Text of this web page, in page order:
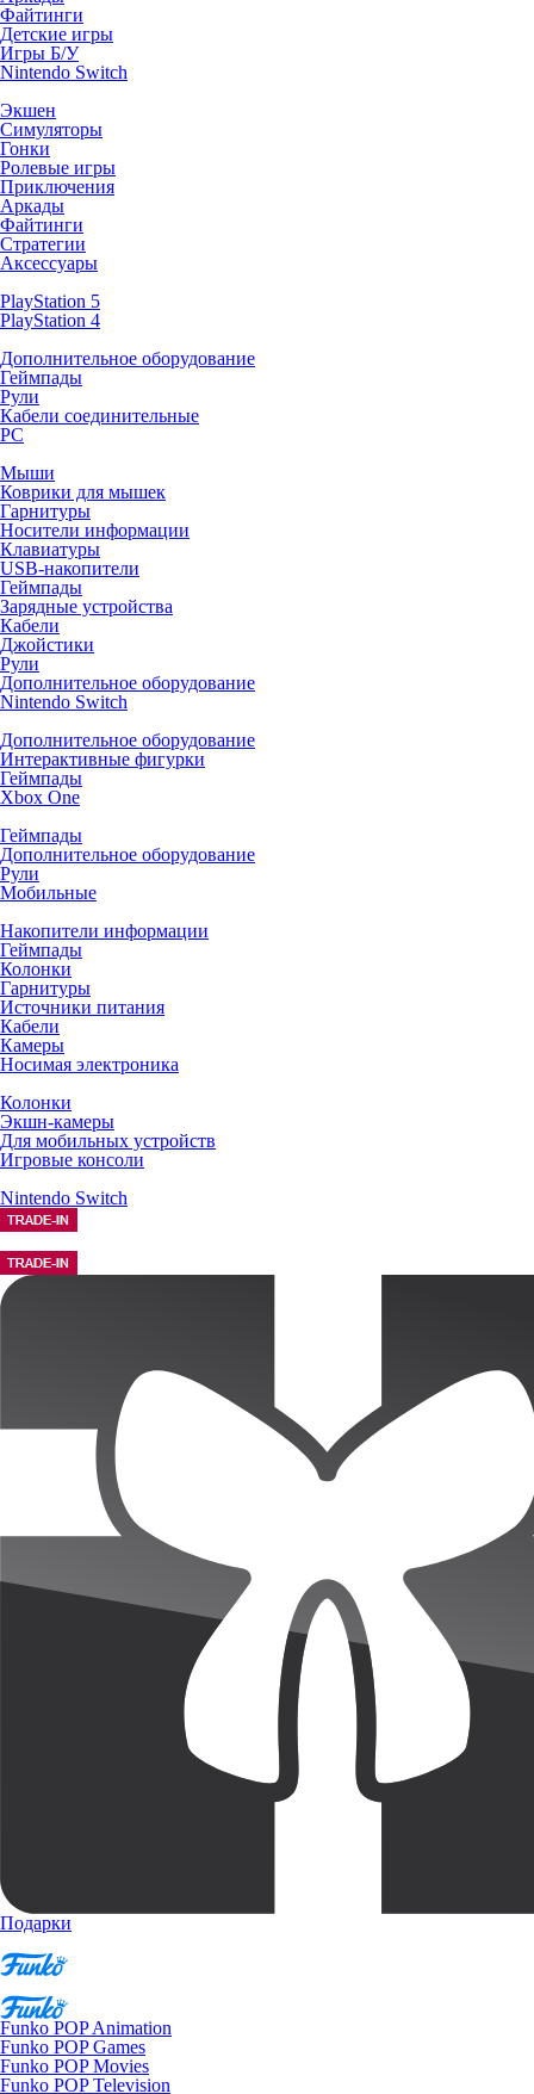
Файтинги
Детские игры
Игры Б/У
Nintendo Switch
Экшен
Симуляторы
Гонки
Ролевые игры
Приключения
Аркады
Файтинги
Стратегии
Аксессуары
PlayStation 5
PlayStation 4
Дополнительное оборудование
Геймпады
Рули
Кабели соединительные
PC
Мыши
Коврики для мышек
Гарнитуры
Носители информации
Клавиатуры
USB-накопители
Геймпады
Зарядные устройства
Кабели
Джойстики
Рули
Дополнительное оборудование
Nintendo Switch
Дополнительное оборудование
Интерактивные фигурки
Геймпады
Xbox One
Геймпады
Дополнительное оборудование
Рули
Мобильные
Накопители информации
Геймпады
Колонки
Гарнитуры
Источники питания
Кабели
Камеры
Носимая электроника
Колонки
Экшн-камеры
Для мобильных устройств
Игровые консоли
Nintendo Switch
Подарки
Funko POP Animation
Funko POP Games
Funko POP Movies
Funko POP Television